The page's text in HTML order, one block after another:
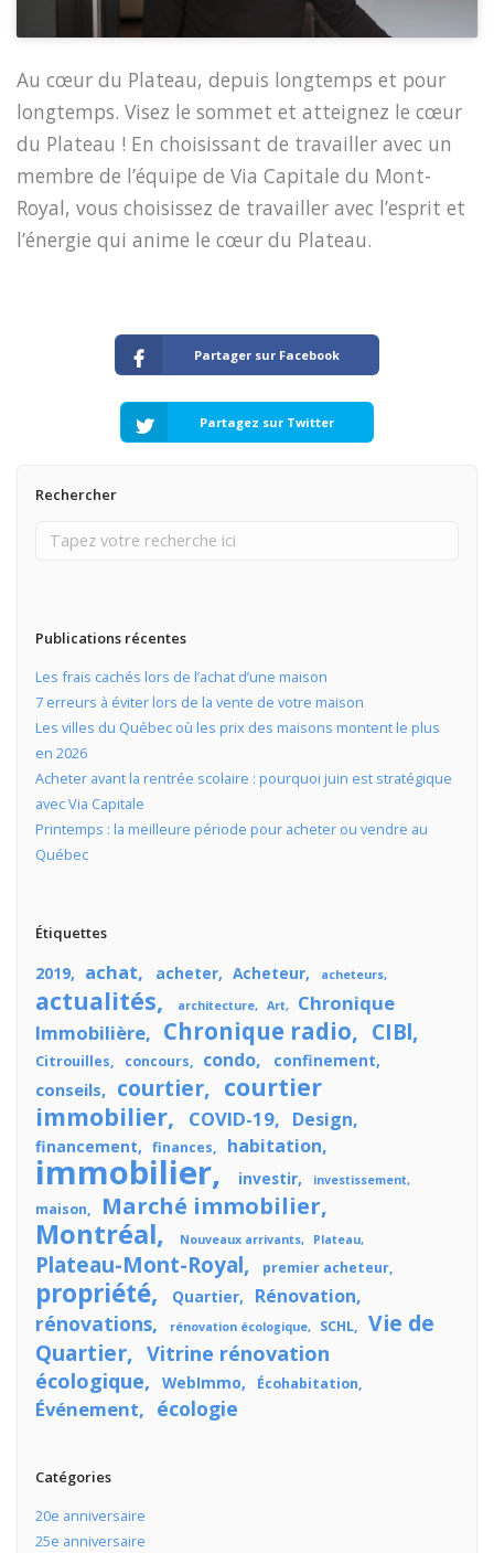
Au cœur du Plateau, depuis longtemps et pour
longtemps. Visez le sommet et atteignez le cœur
du Plateau ! En choisissant de travailler avec un
membre de l’équipe de Via Capitale du Mont-
Royal, vous choisissez de travailler avec l’esprit et
l’énergie qui anime le cœur du Plateau.
Partager sur Facebook
Partagez sur Twitter
Rechercher
Publications récentes
Les frais cachés lors de l’achat d’une maison
7 erreurs à éviter lors de la vente de votre maison
Les villes du Québec où les prix des maisons montent le plus
en 2026
Acheter avant la rentrée scolaire : pourquoi juin est stratégique
avec Via Capitale
Printemps : la meilleure période pour acheter ou vendre au
Québec
Étiquettes
2019 achat acheter Acheteur acheteurs
actualités architecture Art
Chronique
Immobilière
Chronique radio CIBl
Citrouilles concours condo confinement
conseils courtier
courtier
immobilier
COVID-19 Design
financement finances habitation
immobilier investir investissement
maison Marché immobilier
Montréal Nouveaux arrivants Plateau
Plateau-Mont-Royal premier acheteur
propriété Quartier Rénovation
rénovations rénovation écologique SCHL
Vie de
Quartier
Vitrine rénovation
écologique
WebImmo Écohabitation
Événement écologie
Catégories
20e anniversaire
25e anniversaire